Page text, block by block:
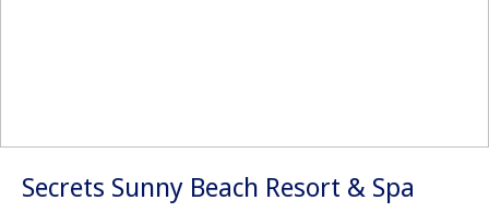
Secrets Sunny Beach Resort & Spa